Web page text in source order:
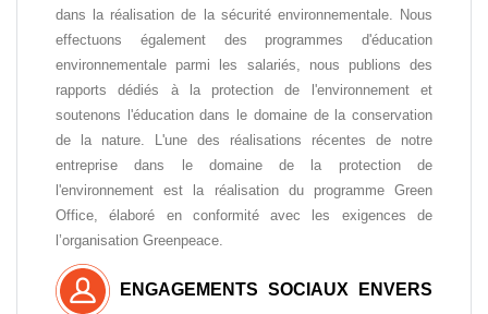
dans la réalisation de la sécurité environnementale. Nous
effectuons également des programmes d'éducation
environnementale parmi les salariés, nous publions des
rapports dédiés à la protection de l'environnement et
soutenons l'éducation dans le domaine de la conservation
de la nature. L'une des réalisations récentes de notre
entreprise dans le domaine de la protection de
l'environnement est la réalisation du programme Green
Office, élaboré en conformité avec les exigences de
l’organisation Greenpeace.
ENGAGEMENTS SOCIAUX ENVERS